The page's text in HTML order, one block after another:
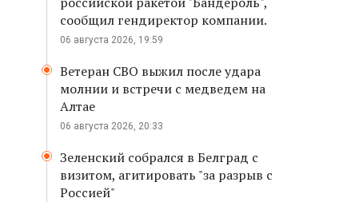
сообщил гендиректор компании.
06 августа 2026, 19:59
Ветеран СВО выжил после удара
молнии и встречи с медведем на
Алтае
06 августа 2026, 20:33
Зеленский собрался в Белград с
визитом, агитировать "за разрыв с
Россией"